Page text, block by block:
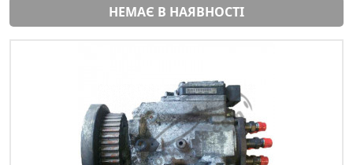
НЕМАЄ В НАЯВНОСТІ